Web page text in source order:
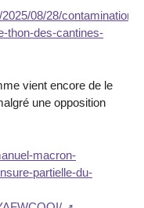
08/28/contamination-
thon-des-cantines-
vient encore de le
une opposition
macron-
partielle-du-